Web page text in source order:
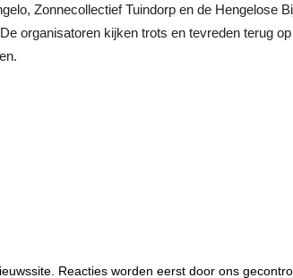
Zonnecollectief Tuindorp en de Hengelose
organisatoren kijken trots en tevreden terug
Reacties worden eerst door ons